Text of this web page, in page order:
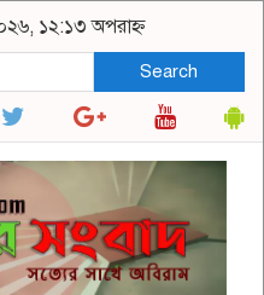
১২:১৩ অপরাহ্ন
Search